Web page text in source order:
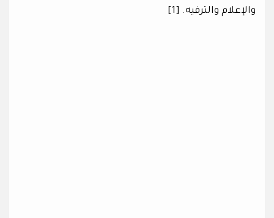
والإعلام والترفيه. [1]